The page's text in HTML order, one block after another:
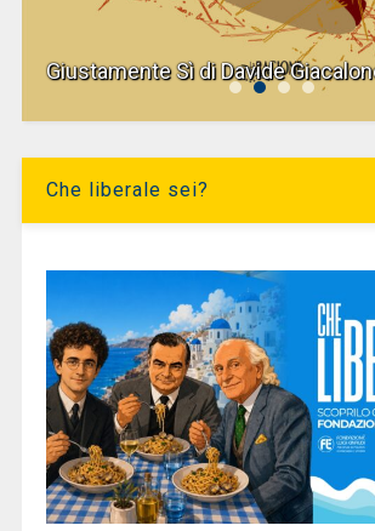
Giustamente Sì di Davide
Che liberale sei?